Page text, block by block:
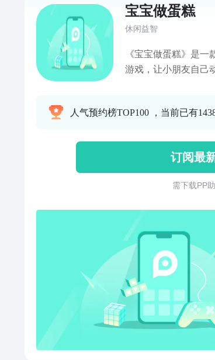
宝宝做蛋糕
休闲益智
《宝宝做蛋糕》是
游戏，让小朋友自己
人气预约榜TOP100 ，当前已有
订阅最
需 下 载 P P